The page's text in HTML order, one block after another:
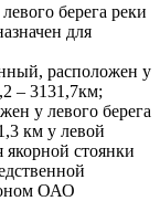
берега реки
для
расположен у
– 3131,7км;
у левого берега
км у левой
якорной стоянки
ОАО